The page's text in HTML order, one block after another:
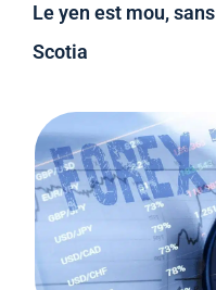
Le yen est mou,
Scotia